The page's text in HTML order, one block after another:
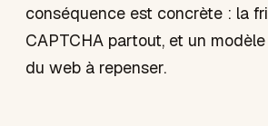
conséquence est concrète : la
CAPTCHA partout, et un
du web à repenser.